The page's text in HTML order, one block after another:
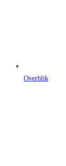
Overblik